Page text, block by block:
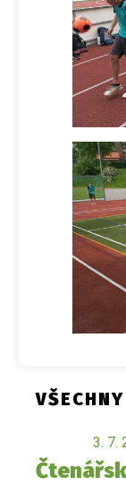
3. 7.